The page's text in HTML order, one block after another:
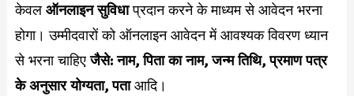
केवल ऑनलाइन सुविधाप्रदान करने के माध्यम से आवेदन भरना
होगा। उम्मीदवारों को ऑनलाइन आवेदन में आवश्यक विवरण ध्यान
से भरना चाहिएजैसे: नाम, पिता का नाम, जन्म तिथि, प्रमाण पत्र
के अनुसार योग्यता, पताआदि।